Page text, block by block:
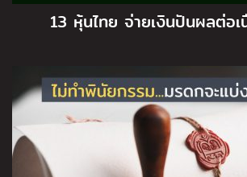
13 หุ้นไทย จ่ายเงินปันผลต่อ